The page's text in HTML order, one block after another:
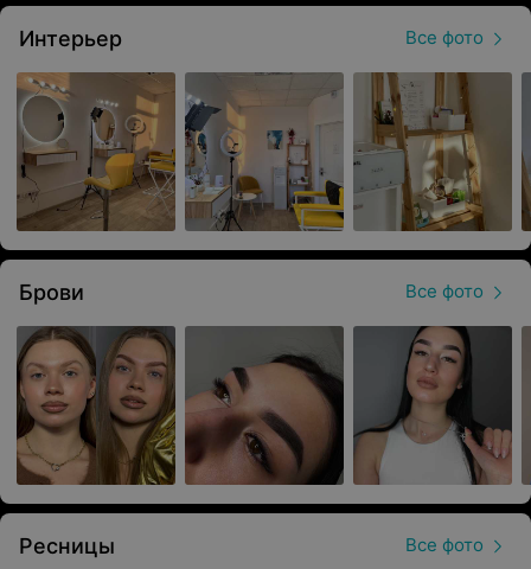
материалы могут обеспечить долговечный и
натуральный результат, обеспечивая безопасность и
комфорт для кожи.
Услуги
В студии предоставляется комплексный уход за
бровями и ресницами, включая:
Коррекция бровей (пинцет, нить, воск)
Окрашивание (краской или хной)
Долговременная укладка
Осветление бровей
Удаление волос с любой зоны лица
Ламинирование и окрашивание верхних ресниц
Каждая услуга подбирается индивидуально, с учётом
студии.
Интерьер Все фото
Брови Все фото
Ресницы Все фото